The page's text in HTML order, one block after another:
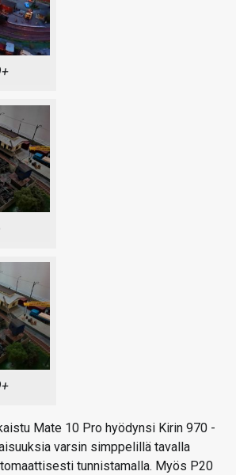
Mate 10 Pro hyödynsi Kirin 970 -
varsin simppelillä tavalla
tunnistamalla. Myös P20